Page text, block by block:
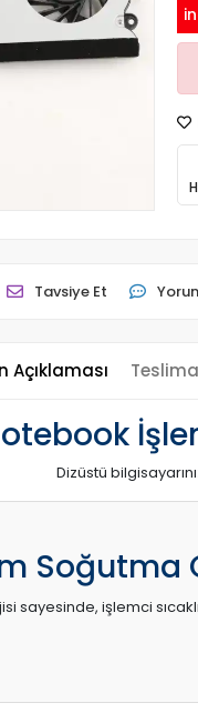
Tavsiye Et
Açıklaması
Dizüstü
Soğutma
sayesinde, işlemci